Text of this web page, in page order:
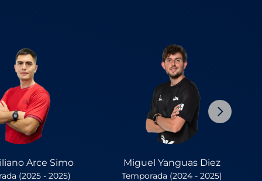
Arce Simo
(2025 - 2025)
Miguel Yanguas Diez
Temporada (2024 - 2025)